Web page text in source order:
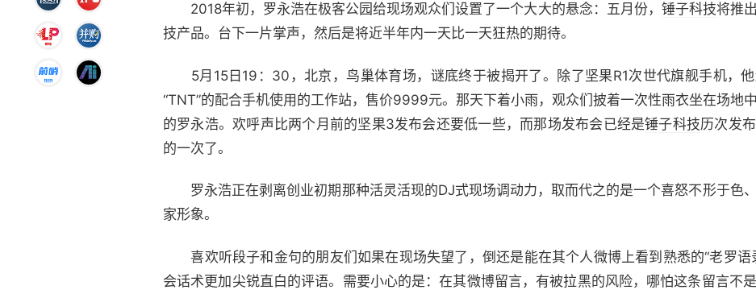
2018年初，罗永浩在极客公园给现场观众们设置了一个大大的悬念：五月份， 锤子科技将推
技产品。台下一片掌声，然后是将近半年内一天比一天狂热的期待。
5月15日19：30，北京，鸟巢体育场，谜底终于被揭开了。除了坚果R1次世代旗舰手机，
“TNT”的配合手机使用的工作站，售价9999元。那天下着小雨，观众们披着一次性雨衣坐在场地
的罗永浩。欢呼声比两个月前的坚果3发布会还要低一些，而那场发布会已经是锤子科技历次发
的一次了。
罗永浩正在剥离创业初期那种活灵活现的DJ式现场调动力，取而代之的是一个喜怒不形于色
家形象。
喜欢听段子和金句的朋友们如果在现场失望了，倒还是能在其个人微博上看到熟悉的“老罗语
会话术更加尖锐直白的评语。需要小心的是：在其微博留言，有被拉黑的风险，哪怕这条留言不是